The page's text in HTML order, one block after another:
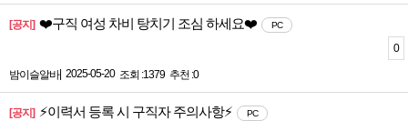
[공지] ❤️구직 여성 차비 탕치기 조심 하세요❤️ PC
밤이슬알바| 2025-05-20 조회 :1379 추천 :0
0
[공지] ⚡️이력서 등록 시 구직자 주의사항⚡️ PC